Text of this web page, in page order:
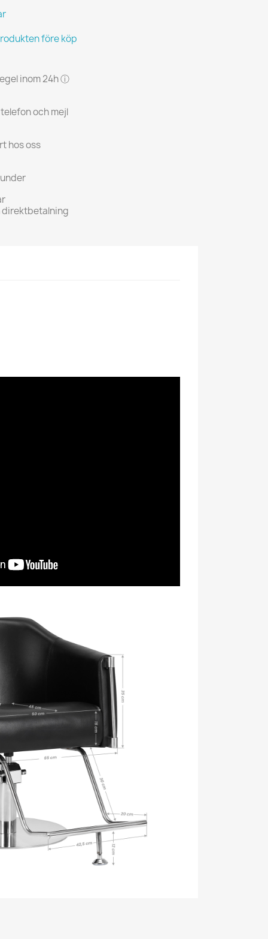
före köp
inom 24h ⓘ
och mejl
hos oss
direktbetalning